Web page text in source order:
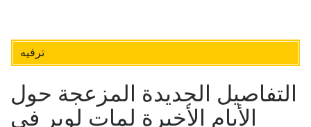
ترفيه
التفاصيل الجديدة المزعجة حول
الأيام الأخيرة لمات لوير في